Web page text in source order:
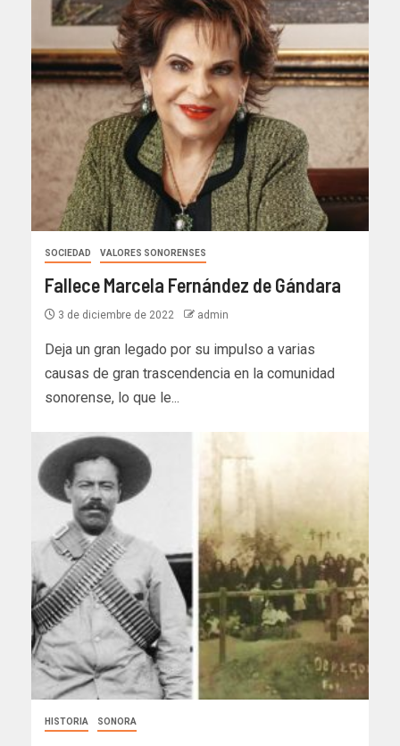
SOCIEDAD VALORES SONORENSES
Fallece Marcela Fernández de Gándara
3 de diciembre de 2022 admin
Deja un gran legado por su impulso a varias
causas de gran trascendencia en la comunidad
sonorense, lo que le...
HISTORIA SONORA